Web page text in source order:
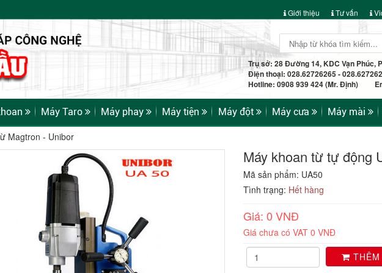
Giới thiệu Tư vấn
Trụ sở: 28 Đường 14, KDC Vạn Phúc,
Điện thoại: 028.62726265 -
Hotline: 0908 939 424 (Mr. Định)
Máy Taro Máy phay Máy tiện Máy đột Máy cưa Máy mài
Magtron - Unibor
Máy khoan từ tự động
Mã sản phẩm: UA50
Tình trạng: Hết hàng
Giá: 0 VNĐ
Giá chưa có VAT 0 VNĐ
THÊM